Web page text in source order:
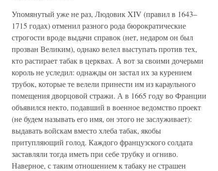
Упомянутый уже не раз, Людовик XIV (правил в 1643–
1715 годах) отменил разного рода бюрократические
строгости вроде выдачи справок (нет, недаром он был
прозван Великим), однако велел выступать против тех,
кто растирает табак в церквах. А вот за своими дочерьми
король не уследил: однажды он застал их за курением
трубок, которые те велели принести им из караульного
помещения дворцовой стражи. А в 1665 году во Франции
объявился некто, подавший в военное ведомство проект
(не будем называть его имя, он этого не заслуживает):
выдавать войскам вместо хлеба табак, якобы
притупляющий голод. Каждого французского солдата
заставляли тогда иметь при себе трубку и огниво.
Наверное, с таким отношением к табаку не страшен